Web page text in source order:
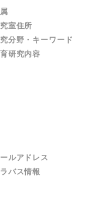
室住所
分野・キーワード
研究内容
ルアドレス
バス情報